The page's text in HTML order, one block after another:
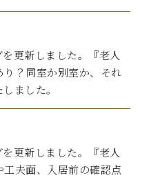
更新しました。『老人
？同室か別室か、それ
ました。
更新しました。『老人
夫面、入居前の確認点